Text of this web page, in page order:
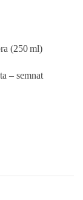
(250 ml)
– semnat